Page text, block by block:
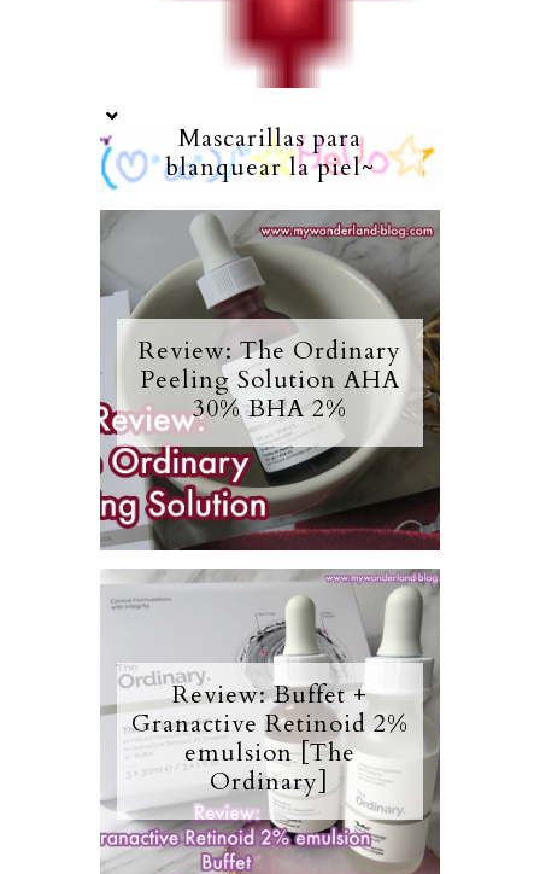
Mascarillas para
blanquear la piel~
Review: The Ordinary
Peeling Solution AHA
30% BHA 2%
Review: Buffet +
Granactive Retinoid 2%
emulsion [The
Ordinary]